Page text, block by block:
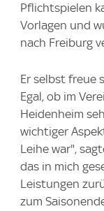
Pflichtspielen
Vorlagen und
nach Freiburg
Er selbst freue
Egal, ob im
Heidenheim
wichtiger
Leihe war",
das in mich
Leistungen
zum